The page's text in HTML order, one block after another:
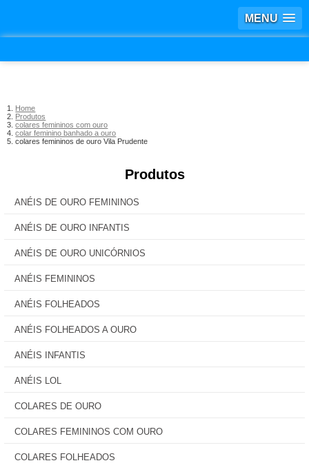
MENU
Home
Produtos
colares femininos com ouro
colar feminino banhado a ouro
colares femininos de ouro Vila Prudente
Produtos
ANÉIS DE OURO FEMININOS
ANÉIS DE OURO INFANTIS
ANÉIS DE OURO UNICÓRNIOS
ANÉIS FEMININOS
ANÉIS FOLHEADOS
ANÉIS FOLHEADOS A OURO
ANÉIS INFANTIS
ANÉIS LOL
COLARES DE OURO
COLARES FEMININOS COM OURO
COLARES FOLHEADOS